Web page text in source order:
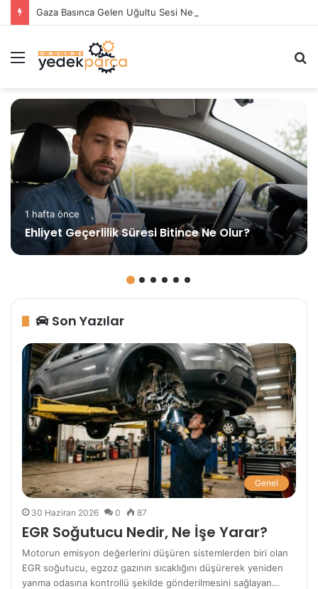
Gaza Basınca Gelen Uğultu Sesi Neden Olur?
Menü
1 hafta önce
Ehliyet Geçerlilik Süresi Bitince Ne Olur?
Son Yazılar
Genel
30 Haziran 2026 0 87
EGR Soğutucu Nedir, Ne İşe Yarar?
Motorun emisyon değerlerini düşüren sistemlerden biri olan
EGR soğutucu, egzoz gazının sıcaklığını düşürerek yeniden
yanma odasına kontrollü şekilde gönderilmesini sağlayan…